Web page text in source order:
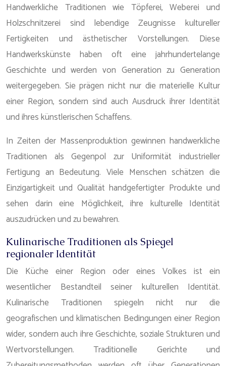
Handwerkliche Traditionen wie Töpferei, Weberei und
Holzschnitzerei sind lebendige Zeugnisse kultureller
Fertigkeiten und ästhetischer Vorstellungen. Diese
Handwerkskünste haben oft eine jahrhundertelange
Geschichte und werden von Generation zu Generation
weitergegeben. Sie prägen nicht nur die materielle Kultur
einer Region, sondern sind auch Ausdruck ihrer Identität
und ihres künstlerischen Schaffens.
In Zeiten der Massenproduktion gewinnen handwerkliche
Traditionen als Gegenpol zur Uniformität industrieller
Fertigung an Bedeutung. Viele Menschen schätzen die
Einzigartigkeit und Qualität handgefertigter Produkte und
sehen darin eine Möglichkeit, ihre kulturelle Identität
auszudrücken und zu bewahren.
Kulinarische Traditionen als Spiegel
regionaler Identität
Die Küche einer Region oder eines Volkes ist ein
wesentlicher Bestandteil seiner kulturellen Identität.
Kulinarische Traditionen spiegeln nicht nur die
geografischen und klimatischen Bedingungen einer Region
wider, sondern auch ihre Geschichte, soziale Strukturen und
Wertvorstellungen. Traditionelle Gerichte und